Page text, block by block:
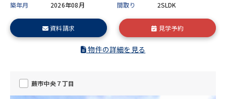
築年月
2026年08月 間取り 2SLDK
資料請求 見学予約
物件の詳細を見る
蕨市中央７丁目